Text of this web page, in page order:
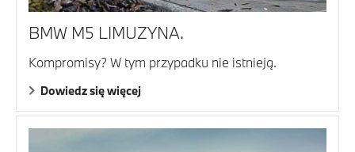
BMW M5 LIMUZYNA.
Kompromisy? W tym przypadku nie istnieją.
Dowiedz się więcej